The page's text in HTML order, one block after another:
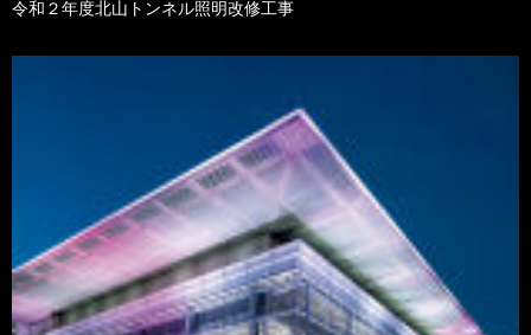
令和２年度北山トンネル照明改修工事